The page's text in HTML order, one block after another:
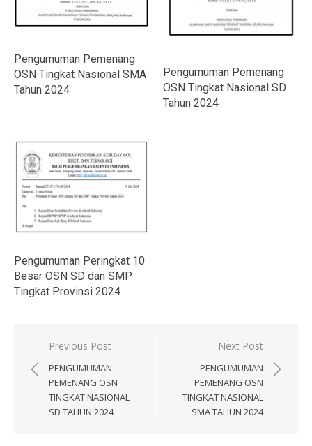
Pengumuman Pemenang
OSN Tingkat Nasional SMA
Tahun 2024
Pengumuman Pemenang
OSN Tingkat Nasional SD
Tahun 2024
Pengumuman Peringkat 10
Besar OSN SD dan SMP
Tingkat Provinsi 2024
Navigasi
pos
Previous Post
PENGUMUMAN
PEMENANG OSN
TINGKAT NASIONAL
SD TAHUN 2024
Next Post
PENGUMUMAN
PEMENANG OSN
TINGKAT NASIONAL
SMA TAHUN 2024